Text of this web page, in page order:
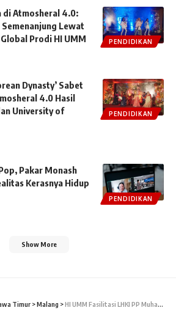
PENDIDIKAN
di Atmosheral 4.0:
Lewat
Prodi HI UMM
PENDIDIKAN
Dynasty’ Sabet
4.0 Hasil
University of
PENDIDIKAN
Pakar Monash
Kerasnya Hidup
Show More
Timur >Malang >HI UMM Fasilitasi LHKI PP Muhammadiyah Gelar Pelatihan Diplomasi untuk Kemitraan Global